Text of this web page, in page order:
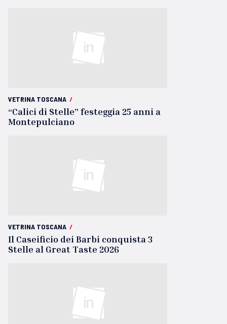
VETRINA TOSCANA /
“Calici di Stelle” festeggia 25 anni a
Montepulciano
VETRINA TOSCANA /
Il Caseificio dei Barbi conquista 3
Stelle al Great Taste 2026